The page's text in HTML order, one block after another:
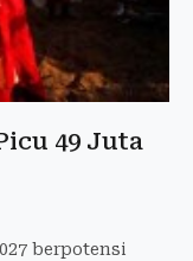
49 Juta
berpotensi